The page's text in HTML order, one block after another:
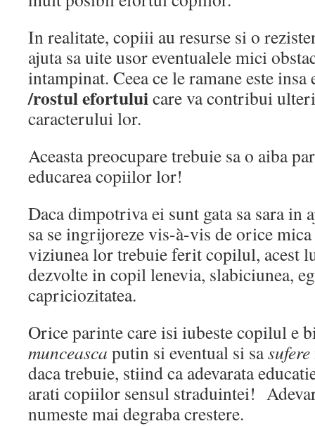
In realitate, copiii au resurse si o
ajuta sa uite usor eventualele mici
intampinat. Ceea ce le ramane este
/rostul efortuluicare va contribui
caracterului lor.
Aceasta preocupare trebuie sa o aiba
educarea copiilor lor!
Daca dimpotriva ei sunt gata sa sara in
sa se ingrijoreze vis-à-vis de orice
viziunea lor trebuie ferit copilul, acest
dezvolte in copil lenevia, slabiciunea,
capriciozitatea.
Orice parinte care isi iubeste copilul e
munceasca putin si eventual si sasufere
daca trebuie, stiind ca adevarata
arati copiilor sensul straduintei!
numeste mai degraba crestere.